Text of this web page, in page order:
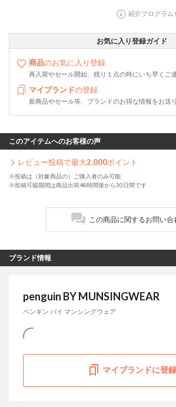
紹介プログラム
お気に入り登録ガイド
商品のお気に入り登録
再入荷やセール開始、残り１点の時にいち早くご
マイブランドの登録
新商品やセール等、ブランドのお得な情報をお送
このアイテムへのお客様の声
レビュー投稿で最大2,000ポイント
※投稿は（対象商品の）ご購入者のみ可能
※投稿可能期間は商品出荷48時間後から30日間です
この商品に関するお問い合
ブランド情報
penguin BY MUNSINGWEAR
ペンギン バイ マンシングウェア
マイブランドに登録